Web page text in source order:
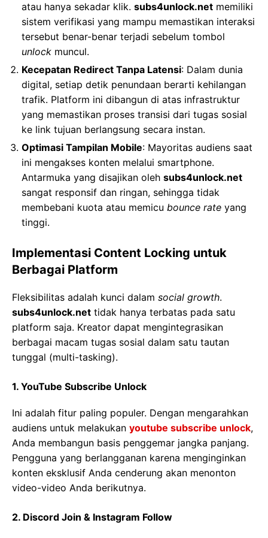
atau hanya sekadar klik. subs4unlock.net memiliki
sistem verifikasi yang mampu memastikan interaksi
tersebut benar-benar terjadi sebelum tombol
unlock muncul.
Kecepatan Redirect Tanpa Latensi: Dalam dunia
digital, setiap detik penundaan berarti kehilangan
trafik. Platform ini dibangun di atas infrastruktur
yang memastikan proses transisi dari tugas sosial
ke link tujuan berlangsung secara instan.
Optimasi Tampilan Mobile: Mayoritas audiens saat
ini mengakses konten melalui smartphone.
Antarmuka yang disajikan oleh subs4unlock.net
sangat responsif dan ringan, sehingga tidak
membebani kuota atau memicu bounce rate yang
tinggi.
Implementasi Content Locking untuk
Berbagai Platform
Fleksibilitas adalah kunci dalam social growth.
subs4unlock.net tidak hanya terbatas pada satu
platform saja. Kreator dapat mengintegrasikan
berbagai macam tugas sosial dalam satu tautan
tunggal (multi-tasking).
1. YouTube Subscribe Unlock
Ini adalah fitur paling populer. Dengan mengarahkan
audiens untuk melakukan youtube subscribe unlock,
Anda membangun basis penggemar jangka panjang.
Pengguna yang berlangganan karena menginginkan
konten eksklusif Anda cenderung akan menonton
video-video Anda berikutnya.
2. Discord Join & Instagram Follow